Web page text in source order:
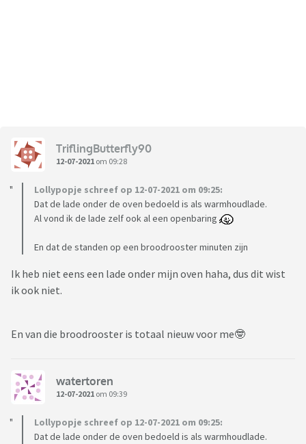
TriflingButterfly90
12-07-2021 om 09:28
Lollypopje schreef op 12-07-2021 om 09:25:
Dat de lade onder de oven bedoeld is als warmhoudlade.
Al vond ik de lade zelf ook al een openbaring
En dat de standen op een broodrooster minuten zijn
Ik heb niet eens een lade onder mijn oven haha, dus dit wist
ik ook niet.
En van die broodrooster is totaal nieuw voor me🤓
watertoren
12-07-2021 om 09:39
Lollypopje schreef op 12-07-2021 om 09:25:
Dat de lade onder de oven bedoeld is als warmhoudlade.